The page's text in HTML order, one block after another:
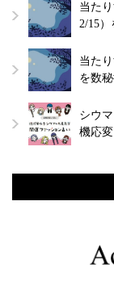
当た
2/15
当た
を数
シウ
機応